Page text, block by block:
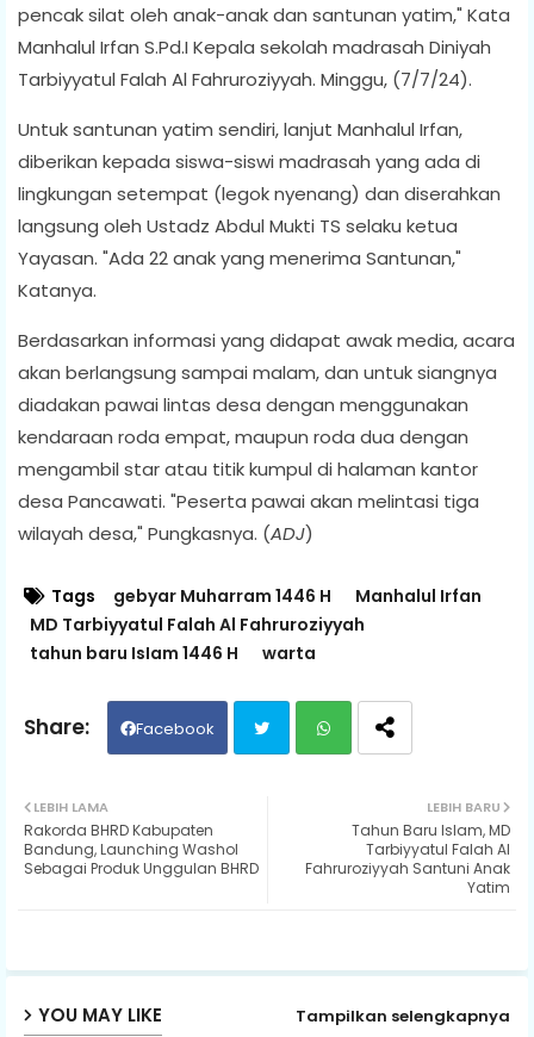
pencak silat oleh anak-anak dan santunan yatim," Kata
Manhalul Irfan S.Pd.I Kepala sekolah madrasah Diniyah
Tarbiyyatul Falah Al Fahruroziyyah. Minggu, (7/7/24).
Untuk santunan yatim sendiri, lanjut Manhalul Irfan,
diberikan kepada siswa-siswi madrasah yang ada di
lingkungan setempat (legok nyenang) dan diserahkan
langsung oleh Ustadz Abdul Mukti TS selaku ketua
Yayasan. "Ada 22 anak yang menerima Santunan,"
Katanya.
Berdasarkan informasi yang didapat awak media, acara
akan berlangsung sampai malam, dan untuk siangnya
diadakan pawai lintas desa dengan menggunakan
kendaraan roda empat, maupun roda dua dengan
mengambil star atau titik kumpul di halaman kantor
desa Pancawati. "Peserta pawai akan melintasi tiga
wilayah desa," Pungkasnya. (ADJ)
Tags gebyar Muharram 1446 H
Manhalul Irfan
MD Tarbiyyatul Falah Al Fahruroziyyah
tahun baru IsIam 1446 H
warta
Facebook
LEBIH BARU
Tahun Baru IsIam, MD
Tarbiyyatul Falah Al
Fahruroziyyah Santuni Anak
Yatim
LEBIH LAMA
Rakorda BHRD Kabupaten
Bandung, Launching Washol
Sebagai Produk Unggulan BHRD
YOU MAY LIKE Tampilkan selengkapnya